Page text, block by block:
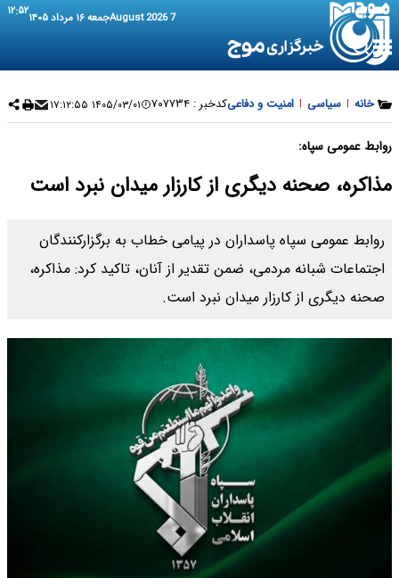
7 August 2026 جمعه ۱۶ مرداد ۱۴۰۵ ۱۲:۵۲
خانه | سیاسی | امنیت و دفاعیکدخبر : ۷۰۷۷۳۴ ۱۴۰۵/۰۳/۰۱ ۱۷:۱۲:۵۵
روابط عمومی سپاه:
مذاکره، صحنه دیگری از کارزار میدان نبرد است
روابط عمومی سپاه پاسداران در پیامی خطاب به برگزارکنندگان
اجتماعات شبانه مردمی، ضمن تقدیر از آنان، تاکید کرد: مذاکره،
صحنه دیگری از کارزار میدان نبرد است.